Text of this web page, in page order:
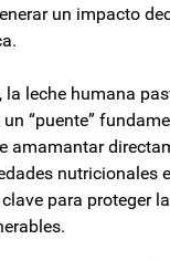
un impacto
la leche humana
“puente”
amamantar
nutricionales e
para proteger